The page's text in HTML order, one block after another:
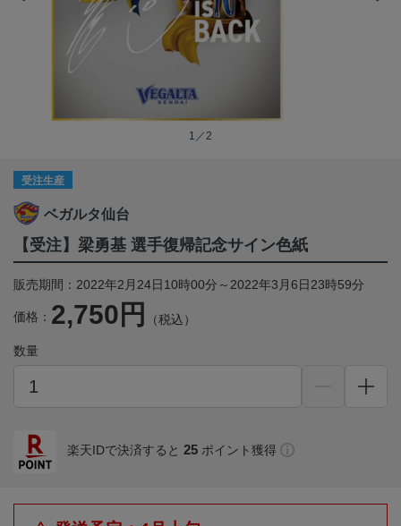
1／2
受注生産
ベガルタ仙台
【受注】梁勇基 選手復帰記念サイン色紙
販売期間：2022年2月24日10時00分～2022年3月6日23時59分
価格： 2,750円 （税込）
数量
楽天IDで決済すると 25 ポイント獲得